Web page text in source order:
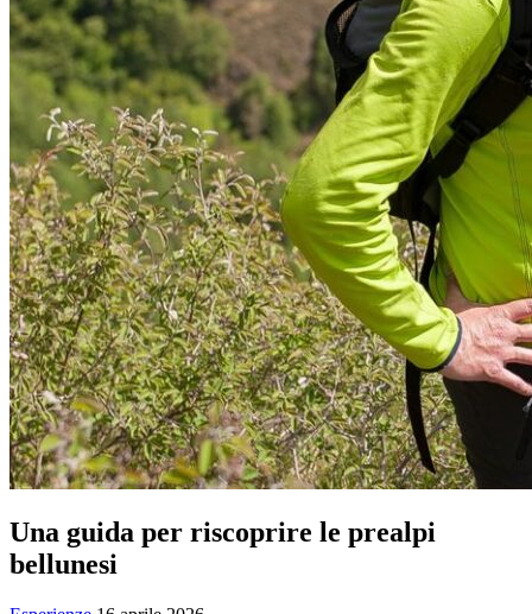
Una guida per riscoprire le prealpi
bellunesi